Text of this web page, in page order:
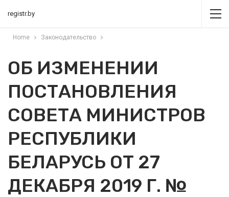
registr.by
Home Законодательство
ОБ ИЗМЕНЕНИИ
ПОСТАНОВЛЕНИЯ
СОВЕТА МИНИСТРОВ
РЕСПУБЛИКИ
БЕЛАРУСЬ ОТ 27
ДЕКАБРЯ 2019 Г. №